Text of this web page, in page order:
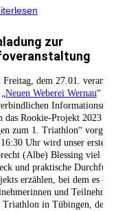
zur
Freitag, dem 27.01.
Neuen Weberei Wernau“ einen
das Rookie-Projekt 2023 „In
zum 1. Triathlon“
Uhr wird unser erster
(Albe) Blessing viel über
und praktische
erzählen, bei dem es
und Teilnehmer
Triathlon in Tübingen, der sich